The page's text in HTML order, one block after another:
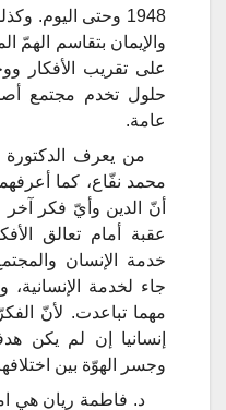
1948 وحتى اليوم.
والإيمان بتقاسم الهمّ
على تقريب الأفكار
حلول تخدم مجتمع
عامة.
من يعرف الدكتورة
محمد نفّاع، كما
أنّ الدين وأيّ فكر
عقبة أمام تعالق
خدمة الإنسان
جاء لخدمة
مهما تباعدت. لأنّ
إنسانيا إن لم يكن
وجسر الهوّة بين
د. فاطمة ريان هي